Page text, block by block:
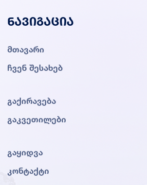
ნავიგაცია
მთავარი
ჩვენ შესახებ
გაქირავება
გაკვეთილები
გაყიდვა
კონტაქტი